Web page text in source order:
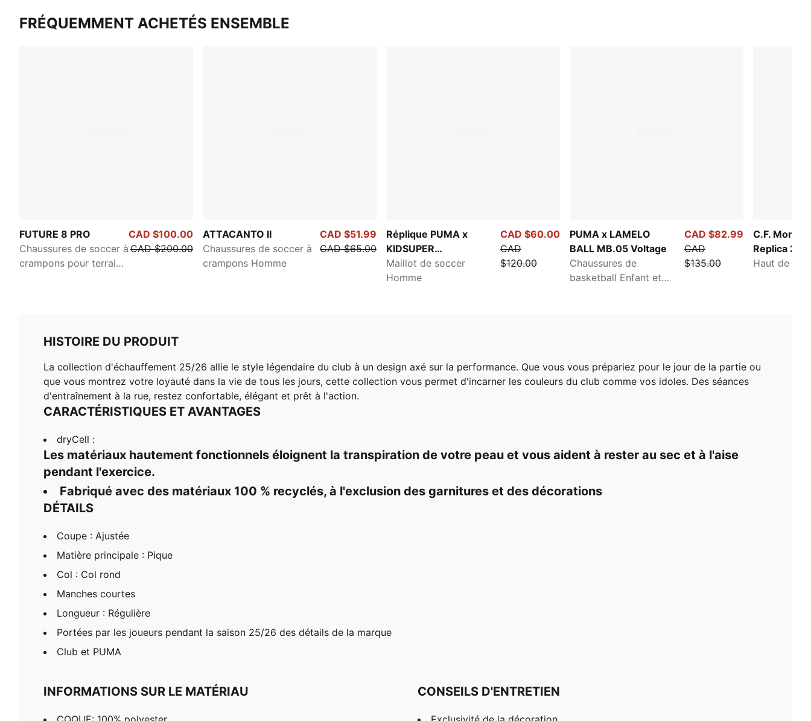
FRÉQUEMMENT ACHETÉS ENSEMBLE
FUTURE 8 PRO
Chaussures de soccer à
crampons pour terrain
CAD $100.00
CAD $200.00
ATTACANTO II
Chaussures de soccer à
crampons Homme
CAD $51.99
CAD $65.00
Réplique PUMA x
KIDSUPER
Manchester City
Maillot de soccer
Homme
CAD $60.00
CAD
$120.00
PUMA x LAMELO
BALL MB.05 Voltage
Chaussures de
basketball Enfant et
CAD $82.99
CAD
$135.00
C.F.
Replica 25/
Haut de
HISTOIRE DU PRODUIT
La collection d'échauffement 25/26 allie le style légendaire du club à un design axé sur la performance. Que vous vous prépariez pour le jour de la partie ou
que vous montrez votre loyauté dans la vie de tous les jours, cette collection vous permet d'incarner les couleurs du club comme vos idoles. Des séances
d'entraînement à la rue, restez confortable, élégant et prêt à l'action.
CARACTÉRISTIQUES ET AVANTAGES
dryCell :
Les matériaux hautement fonctionnels éloignent la transpiration de votre peau et vous aident à rester au sec et à l'aise
pendant l'exercice.
Fabriqué avec des matériaux 100 % recyclés, à l'exclusion des garnitures et des décorations
DÉTAILS
Coupe : Ajustée
Matière principale : Pique
Col : Col rond
Manches courtes
Longueur : Régulière
Portées par les joueurs pendant la saison 25/26 des détails de la marque
Club et PUMA
INFORMATIONS SUR LE MATÉRIAU CONSEILS D'ENTRETIEN